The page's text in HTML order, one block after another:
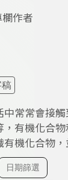
作者
稿
常常會接
，有機化合
機化合物
日期篩選